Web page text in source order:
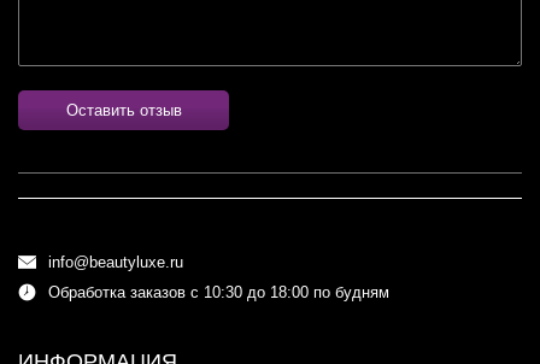
Оставить отзыв
info@beautyluxe.ru
Обработка заказов с 10:30 до 18:00 по будням